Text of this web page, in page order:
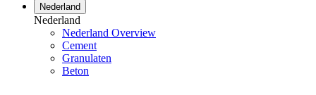
Nederland
Nederland
Nederland Overview
Cement
Granulaten
Beton